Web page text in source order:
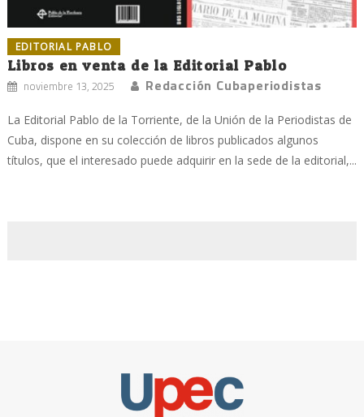
EDITORIAL PABLO
Libros en venta de la Editorial Pablo
noviembre 13, 2025 Redacción Cubaperiodistas
La Editorial Pablo de la Torriente, de la Unión de la Periodistas de
Cuba, dispone en su colección de libros publicados algunos
títulos, que el interesado puede adquirir en la sede de la editorial,...